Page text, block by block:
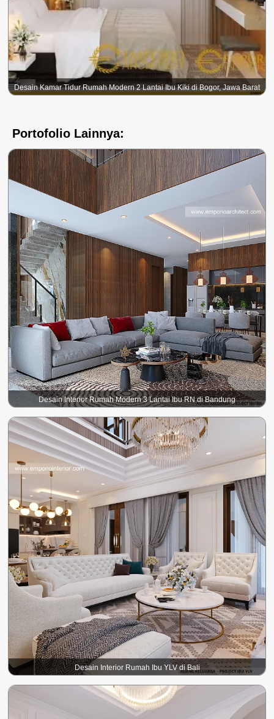
Desain Kamar Tidur Rumah Modern 2 Lantai Ibu Kiki di Bogor, Jawa Barat
Portofolio Lainnya:
Desain Interior Rumah Modern 3 Lantai Ibu RN di Bandung
Desain Interior Rumah Ibu YLV di Bali